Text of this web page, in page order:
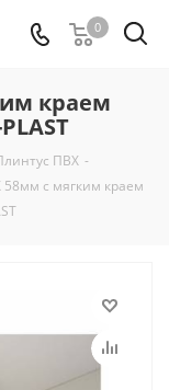
0
краем
ПВХ -
с мягким краем